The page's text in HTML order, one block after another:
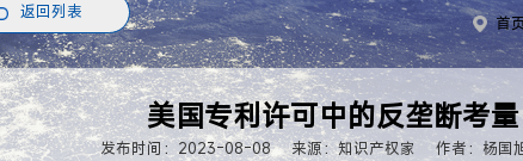
返回列表
首
美国专利许可中的反垄断考量
发布时间：2023-08-08 来源：知识产权家 作者：杨国